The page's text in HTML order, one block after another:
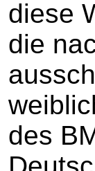
diese
die
des